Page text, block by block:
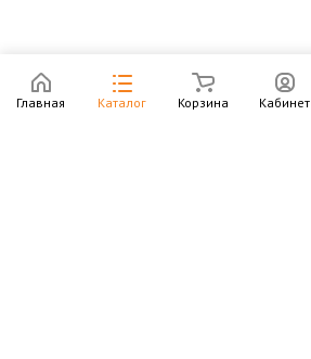
Главная Каталог Корзина Кабинет